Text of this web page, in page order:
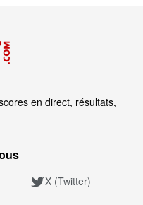
en direct, résultats,
X (Twitter)